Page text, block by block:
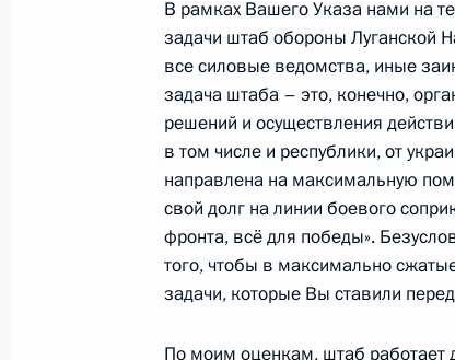
25 августа 2023 года, пятница
Совещание с постоянными
25 августа 2023 года, 13:20 Москва,
24 августа 2023 года, четверг
Встреча с врио губернатора
В рамках Вашего Указа нами на
задачи штаб обороны Луганской
все силовые ведомства, иные
задача штаба – это, конечно,
решений и осуществления
в том числе и республики, от
направлена на максимальную
свой долг на линии боевого
фронта, всё для победы».
того, чтобы в максимально
задачи, которые Вы ставили
По моим оценкам, штаб работает